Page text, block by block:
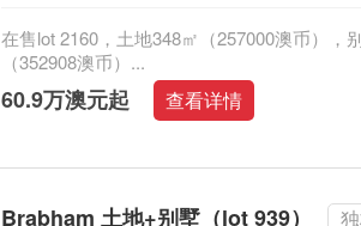
在售lot 2160，土地348㎡（257000澳币），
（352908澳币）...
60.9万澳元起 查看详情
Brabham 土地+别墅（lot 939）